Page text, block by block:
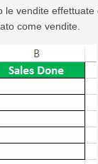
le vendite effettuate
come vendite.